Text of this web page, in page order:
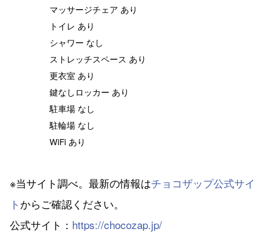
マッサージチェア あり
トイレ あり
シャワー なし
ストレッチスペース あり
更衣室 あり
鍵なしロッカー あり
駐車場 なし
駐輪場 なし
WiFi あり
※当サイト調べ。最新の情報はチョコザップ公式サイ
ト からご確認ください。
公式サイト： https://chocozap.jp/